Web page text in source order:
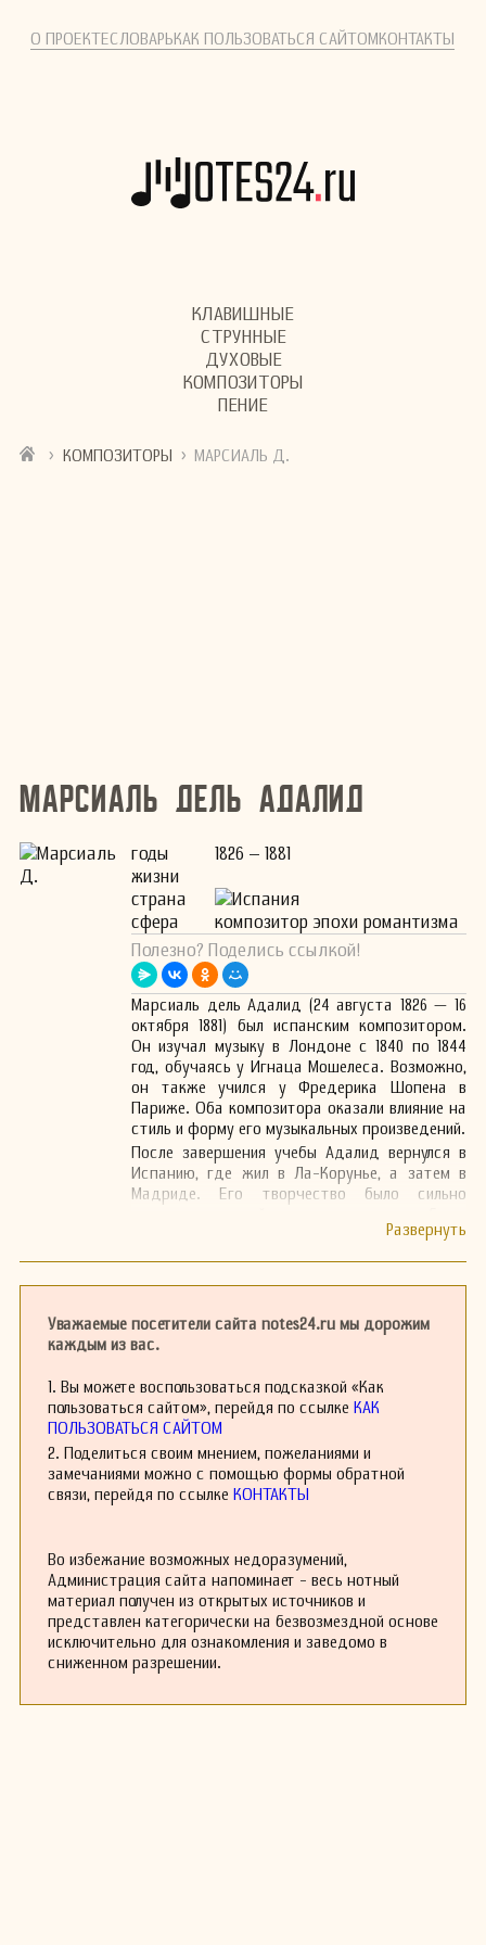
О ПРОЕКТЕСЛОВАРЬКАК ПОЛЬЗОВАТЬСЯ САЙТОМКОНТАКТЫ
КЛАВИШНЫЕ
СТРУННЫЕ
ДУХОВЫЕ
КОМПОЗИТОРЫ
ПЕНИЕ
› КОМПОЗИТОРЫ › МАРСИАЛЬ Д.
Марсиаль дель Адалид
годы
жизни
1826 – 1881
страна
Испания
сфера
композитор эпохи романтизма
Полезно? Поделись ссылкой!
Марсиаль дель Адалид (24 августа 1826 — 16
октября 1881) был испанским композитором.
Он изучал музыку в Лондоне с 1840 по 1844
год, обучаясь у Игнаца Мошелеса. Возможно,
он также учился у Фредерика Шопена в
Париже. Оба композитора оказали влияние на
стиль и форму его музыкальных произведений.
После завершения учебы Адалид вернулся в
Испанию, где жил в Ла-Корунье, а затем в
Мадриде. Его творчество было сильно
значительными его композициями стали
«Cantares nuevos y viejos de Galicia», в которой
он успешно сочетает фольклор Галисии с
Кроме того, он сочинил оперу «Инеса и
Bianca», которая так и не была поставлена на
Адалид много времени уделял преподаванию
музыки и организации музыкальных конкурсов.
Уважаемые посетители сайта notes24.ru мы дорожим
каждым из вас.
1. Вы можете воспользоваться подсказкой «Как
пользоваться сайтом», перейдя по ссылке КАК
ПОЛЬЗОВАТЬСЯ САЙТОМ
2. Поделиться своим мнением, пожеланиями и
замечаниями можно с помощью формы обратной
связи, перейдя по ссылке КОНТАКТЫ
Во избежание возможных недоразумений,
Администрация сайта напоминает - весь нотный
материал получен из открытых источников и
представлен категорически на безвозмездной основе
исключительно для ознакомления и заведомо в
сниженном разрешении.